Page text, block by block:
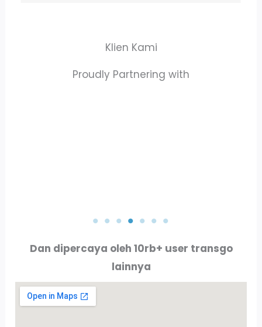
Klien Kami
Proudly Partnering with
Dan dipercaya oleh 10rb+ user transgo
lainnya